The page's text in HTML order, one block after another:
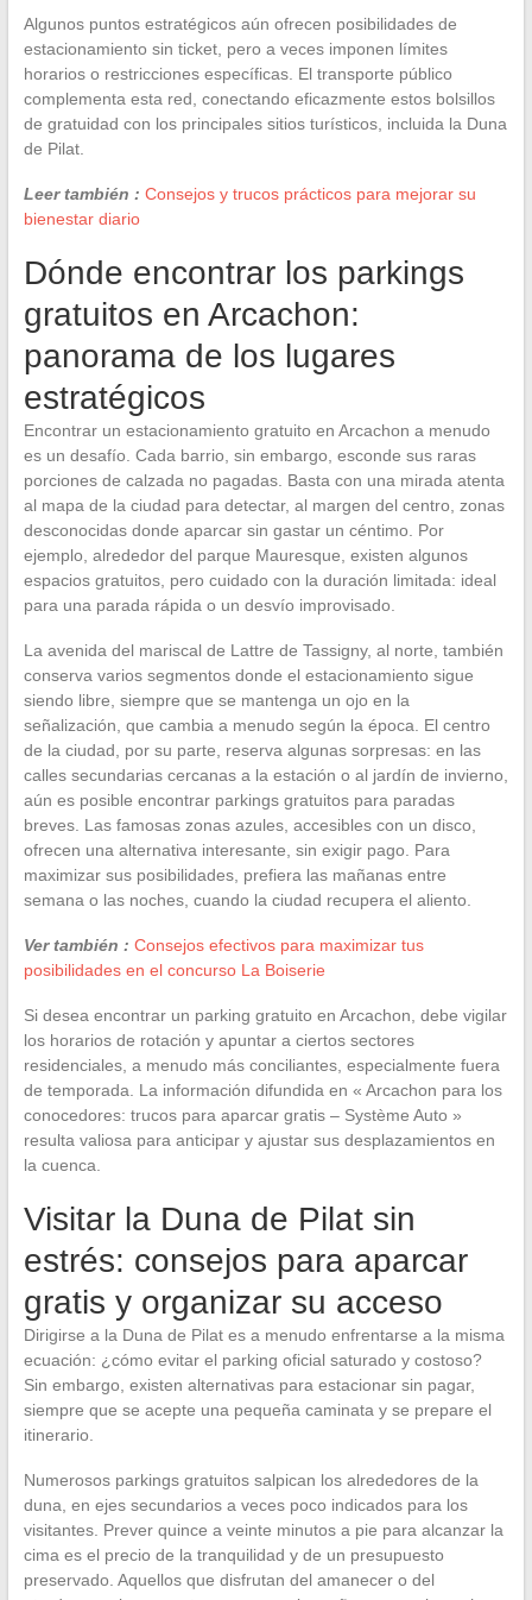
Algunos puntos estratégicos aún ofrecen posibilidades de
estacionamiento sin ticket, pero a veces imponen límites
horarios o restricciones específicas. El transporte público
complementa esta red, conectando eficazmente estos bolsillos
de gratuidad con los principales sitios turísticos, incluida la Duna
de Pilat.
Leer también : Consejos y trucos prácticos para mejorar su
bienestar diario
Dónde encontrar los parkings
gratuitos en Arcachon:
panorama de los lugares
estratégicos
Encontrar un estacionamiento gratuito en Arcachon a menudo
es un desafío. Cada barrio, sin embargo, esconde sus raras
porciones de calzada no pagadas. Basta con una mirada atenta
al mapa de la ciudad para detectar, al margen del centro, zonas
desconocidas donde aparcar sin gastar un céntimo. Por
ejemplo, alrededor del parque Mauresque, existen algunos
espacios gratuitos, pero cuidado con la duración limitada: ideal
para una parada rápida o un desvío improvisado.
La avenida del mariscal de Lattre de Tassigny, al norte, también
conserva varios segmentos donde el estacionamiento sigue
siendo libre, siempre que se mantenga un ojo en la
señalización, que cambia a menudo según la época. El centro
de la ciudad, por su parte, reserva algunas sorpresas: en las
calles secundarias cercanas a la estación o al jardín de invierno,
aún es posible encontrar parkings gratuitos para paradas
breves. Las famosas zonas azules, accesibles con un disco,
ofrecen una alternativa interesante, sin exigir pago. Para
maximizar sus posibilidades, prefiera las mañanas entre
semana o las noches, cuando la ciudad recupera el aliento.
Ver también : Consejos efectivos para maximizar tus
posibilidades en el concurso La Boiserie
Si desea encontrar un parking gratuito en Arcachon, debe vigilar
los horarios de rotación y apuntar a ciertos sectores
residenciales, a menudo más conciliantes, especialmente fuera
de temporada. La información difundida en « Arcachon para los
conocedores: trucos para aparcar gratis – Système Auto »
resulta valiosa para anticipar y ajustar sus desplazamientos en
la cuenca.
Visitar la Duna de Pilat sin
estrés: consejos para aparcar
gratis y organizar su acceso
Dirigirse a la Duna de Pilat es a menudo enfrentarse a la misma
ecuación: ¿cómo evitar el parking oficial saturado y costoso?
Sin embargo, existen alternativas para estacionar sin pagar,
siempre que se acepte una pequeña caminata y se prepare el
itinerario.
Numerosos parkings gratuitos salpican los alrededores de la
duna, en ejes secundarios a veces poco indicados para los
visitantes. Prever quince a veinte minutos a pie para alcanzar la
cima es el precio de la tranquilidad y de un presupuesto
preservado. Aquellos que disfrutan del amanecer o del